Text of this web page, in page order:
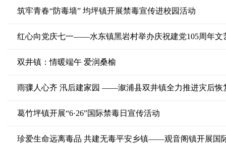
筑牢青春“防毒墙” 均坪镇开展禁毒宣传进校园活动
红心向党庆七一——水东镇黑岩村举办庆祝建党105周年文
双井镇：情暖端午 爱润桑榆
雨骤人心齐 汛后建家园 ——溆浦县双井镇全力推进灾后恢
葛竹坪镇开展“6·26”国际禁毒日宣传活动
珍爱生命远离毒品 共建无毒平安乡镇——观音阁镇开展国